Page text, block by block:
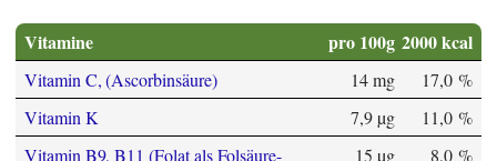
Vitamine pro 100g 2000 kcal
Vitamin C, (Ascorbinsäure) 14 mg
17,0 %
Vitamin K
7,9 µg
11,0 %
Vitamin B9, B11 (Folat als Folsäure-
15 µg 8,0 %